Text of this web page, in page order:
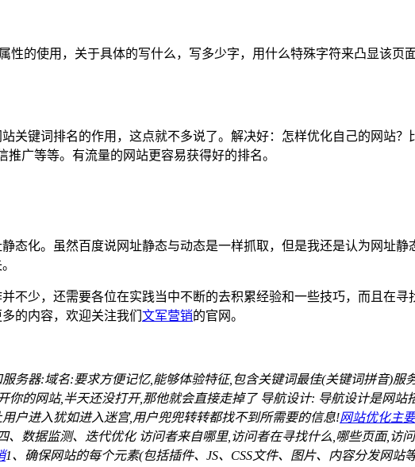
性的使用，关于具体的写什么，写多少字，用什么特殊字符来凸显该
关键词排名的作用，这点就不多说了。解决好：怎样优化自己的网站
广等等。有流量的网站更容易获得好的排名。
态化。虽然百度说网址静态与动态是一样抓取，但是我还是认为网址
不少，还需要各位在实践当中不断的去积累经验和一些技巧，而且在
的内容，欢迎关注我们 文军营销的官网。
务器:域名:要求方便记忆,能够体验特征,包含关键词最佳(关键词拼音)
你的网站,半天还没打开,那他就会直接走掉了 导航设计: 导航设计是网
户进入犹如进入迷宫,用户兜兜转转都找不到所需要的信息!网站优化主
、数据监测、迭代优化 访问者来自哪里,访问者在寻找什么,哪些页面,访
1、确保网站的每个元素(包括插件、JS、CSS文件、图片、内容分发网站